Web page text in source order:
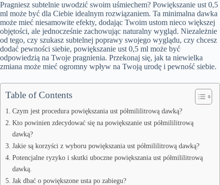
Pragniesz subtelnie uwodzić swoim uśmiechem? Powiększanie ust 0,5
ml może być dla Ciebie idealnym rozwiązaniem. Ta minimalna dawka
może mieć niesamowite efekty, dodając Twoim ustom nieco większej
objętości, ale jednocześnie zachowując naturalny wygląd. Niezależnie
od tego, czy szukasz subtelnej poprawy swojego wyglądu, czy chcesz
dodać pewności siebie, powiększanie ust 0,5 ml może być
odpowiedzią na Twoje pragnienia. Przekonaj się, jak ta niewielka
zmiana może mieć ogromny wpływ na Twoją urodę i pewność siebie.
Table of Contents
Czym jest procedura powiększania ust półmililitrową dawką?
Kto powinien zdecydować się na powiększanie ust półmililitrową
dawką?
Jakie są korzyści z wyboru powiększania ust półmililitrową dawką?
Potencjalne ryzyko i skutki uboczne powiększania ust półmililitrową
dawką.
Jak dbać o powiększone usta po zabiegu?